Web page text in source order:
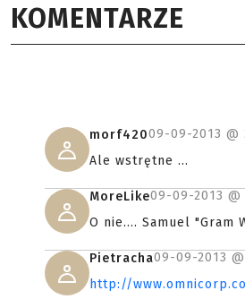
KOMENTARZE
morf42009-09-2013 @
Ale wstrętne ...
MoreLike09-09-2013 @
O nie.... Samuel "Gram
Pietracha09-09-2013 @
http://